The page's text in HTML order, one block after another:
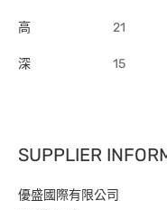
高 21
深 15
SUPPLIER
優盛國際有限公司